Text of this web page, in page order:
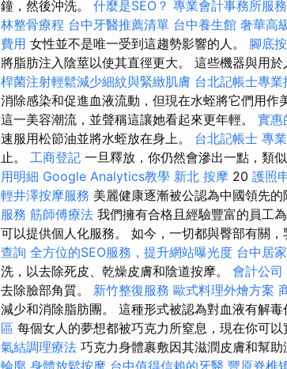
鐘，然後沖洗。 什麼是SEO？ 專業會計事務所服務
林整骨療程 台中牙醫推薦清單 台中養生館 奢華高
費用 女性並不是唯一受到這趨勢影響的人。 腳底
將脂肪注入陰莖以使其直徑更大。 這些機器與用
桿菌注射輕鬆減少細紋與緊緻肌膚 台北記帳士專業
消除感染和促進血液流動，但現在水蛭將它們用作
這一美容潮流，並聲稱這讓她看起來更年輕。 實惠
速服用松節油並將水蛭放在身上。 台北記帳士 專
止。 工商登記 一旦釋放，你仍然會滲出一點，類
用明細 Google Analytics教學 新北 按摩 20 護照
輕井澤按摩服務 美麗健康逐漸被公認為中國領先
服務 筋師傅療法 我們擁有合格且經驗豐富的員工
可以提供個人化服務。 如今，一切都與臀部有關
查詢 全方位的SEO服務，提升網站曝光度 台中居
洗，以去除死皮、乾燥皮膚和陰道按摩。 會計公司
去除臉部角質。 新竹整復服務 歐式料理外燴方案
減少和消除脂肪團。 這種形式被認為對血液有解毒
區 每個女人的夢想都被巧克力所窒息，現在你可以
氣結調理療法 巧克力身體裹敷因其滋潤皮膚和幫助
輪廓 身體放鬆按摩 台中值得信賴的牙醫 豐原脊椎